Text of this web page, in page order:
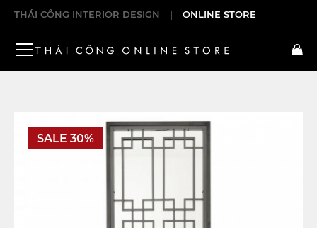
THÁI CÔNG INTERIOR DESIGN | ONLINE STORE
SALE 30%